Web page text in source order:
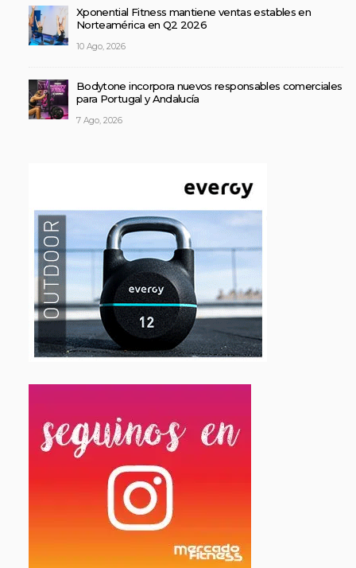
Xponential Fitness mantiene ventas estables en
Norteamérica en Q2 2026
10 Ago, 2026
Bodytone incorpora nuevos responsables comerciales
para Portugal y Andalucía
7 Ago, 2026